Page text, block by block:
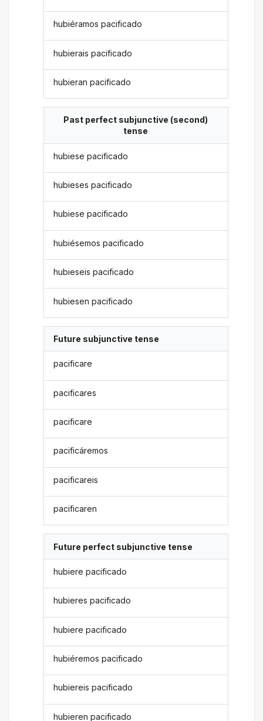
hubiéramos pacificado
hubierais pacificado
hubieran pacificado
Past perfect subjunctive (second)
tense
hubiese pacificado
hubieses pacificado
hubiese pacificado
hubiésemos pacificado
hubieseis pacificado
hubiesen pacificado
Future subjunctive tense
pacificare
pacificares
pacificare
pacificáremos
pacificareis
pacificaren
Future perfect subjunctive tense
hubiere pacificado
hubieres pacificado
hubiere pacificado
hubiéremos pacificado
hubiereis pacificado
hubieren pacificado